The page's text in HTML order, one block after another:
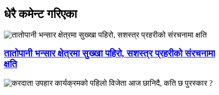
धेरै कमेन्ट गरिएका
तातोपानी भन्सार क्षेत्रमा सुख्खा पहिरो, सशस्त्र प्रहरीको संरचनामा
क्षति